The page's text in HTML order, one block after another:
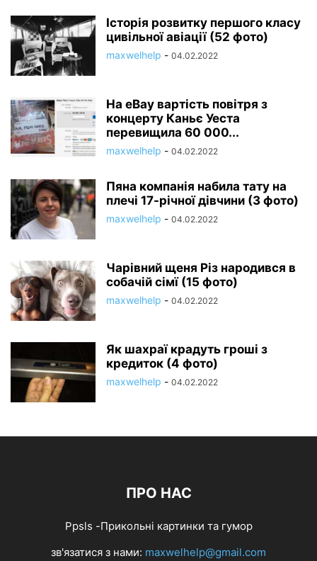
Історія розвитку першого класу
цивільної авіації (52 фото)
maxwelhelp - 04.02.2022
На eBay вартість повітря з
концерту Каньє Уеста
перевищила 60 000...
maxwelhelp - 04.02.2022
Пяна компанія набила тату на
плечі 17-річної дівчини (3 фото)
maxwelhelp - 04.02.2022
Чарівний щеня Різ народився в
собачій сімї (15 фото)
maxwelhelp - 04.02.2022
Як шахраї крадуть гроші з
кредиток (4 фото)
maxwelhelp - 04.02.2022
ПРО НАС
Ppsls -Прикольні картинки та гумор
зв'язатися з нами: maxwelhelp@gmail.com